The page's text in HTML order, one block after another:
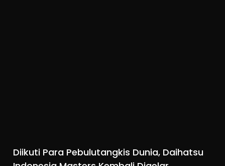
Diikuti Para Pebulutangkis Dunia, Daihatsu